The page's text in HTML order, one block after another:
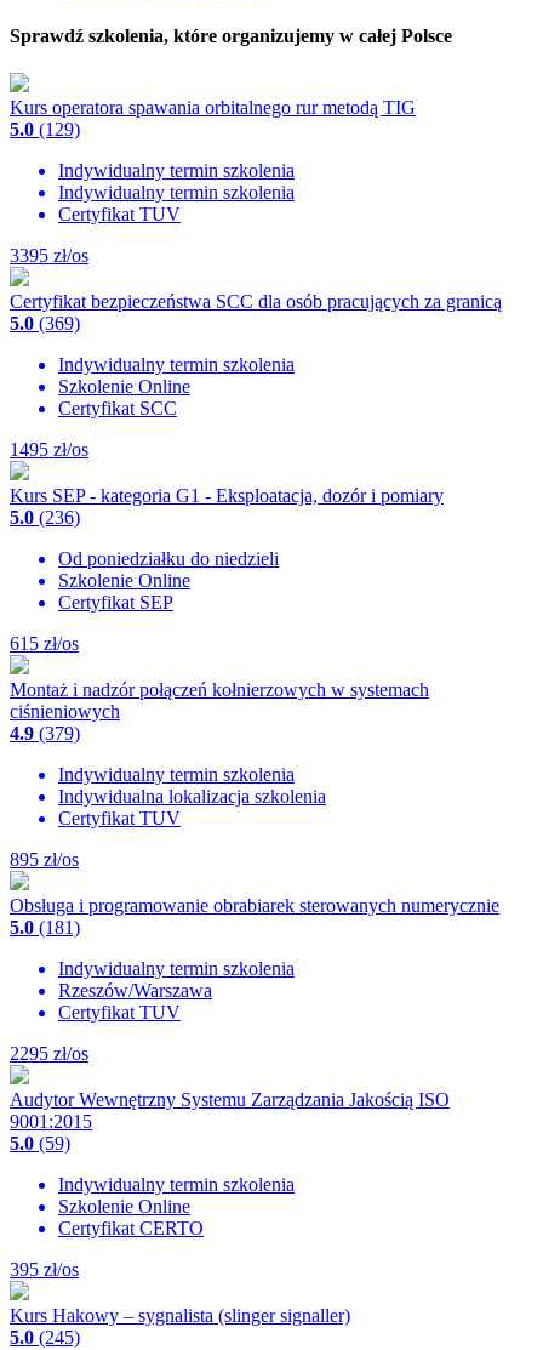
Sprawdź szkolenia, które organizujemy w całej Polsce
Kurs operatora spawania orbitalnego rur metodą TIG
5.0 (129)
Indywidualny termin szkolenia
Indywidualny termin szkolenia
Certyfikat TUV
3395 zł/os
Certyfikat bezpieczeństwa SCC dla osób pracujących za granicą
5.0 (369)
Indywidualny termin szkolenia
Szkolenie Online
Certyfikat SCC
1495 zł/os
Kurs SEP - kategoria G1 - Eksploatacja, dozór i pomiary
5.0 (236)
Od poniedziałku do niedzieli
Szkolenie Online
Certyfikat SEP
615 zł/os
Montaż i nadzór połączeń kołnierzowych w systemach
ciśnieniowych
4.9 (379)
Indywidualny termin szkolenia
Indywidualna lokalizacja szkolenia
Certyfikat TUV
895 zł/os
Obsługa i programowanie obrabiarek sterowanych numerycznie
5.0 (181)
Indywidualny termin szkolenia
Rzeszów/Warszawa
Certyfikat TUV
2295 zł/os
Audytor Wewnętrzny Systemu Zarządzania Jakością ISO
9001:2015
5.0 (59)
Indywidualny termin szkolenia
Szkolenie Online
Certyfikat CERTO
395 zł/os
Kurs Hakowy – sygnalista (slinger signaller)
5.0 (245)